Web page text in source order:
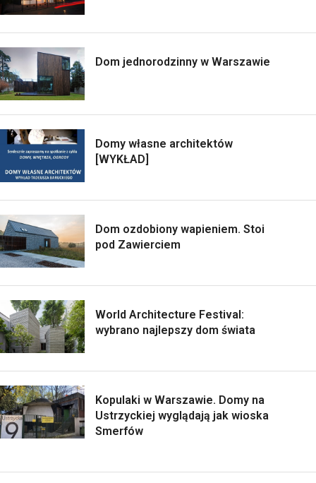
Dom jednorodzinny w Warszawie
Domy własne architektów
[WYKŁAD]
Dom ozdobiony wapieniem. Stoi
pod Zawierciem
World Architecture Festival:
wybrano najlepszy dom świata
Kopulaki w Warszawie. Domy na
Ustrzyckiej wyglądają jak wioska
Smerfów